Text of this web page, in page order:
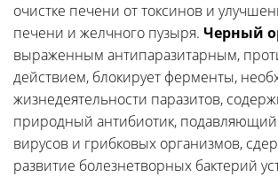
очистке печени от токсинов и
печени и желчного пузыря. Черный
выраженным антипаразитарным,
действием, блокирует ферменты,
жизнедеятельности паразитов,
природный антибиотик, подавляющий
вирусов и грибковых организмов,
развитие болезнетворных бактерий